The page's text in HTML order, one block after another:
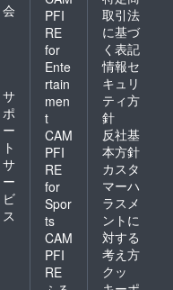
会
サ
ポ
ー
ト
サ
ー
ビ
ス
PFI
RE
for
Ente
rtain
men
t
CAM
PFI
RE
for
Spor
ts
CAM
PFI
RE
取引法
に基づ
く表記
情報セ
キュリ
ティ方
針
反社基
本方針
カスタ
マーハ
ラスメ
ントに
対する
考え方
クッ